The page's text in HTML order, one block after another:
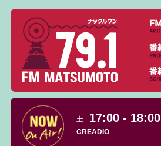
土 17:00 - 18:00
CREADIO